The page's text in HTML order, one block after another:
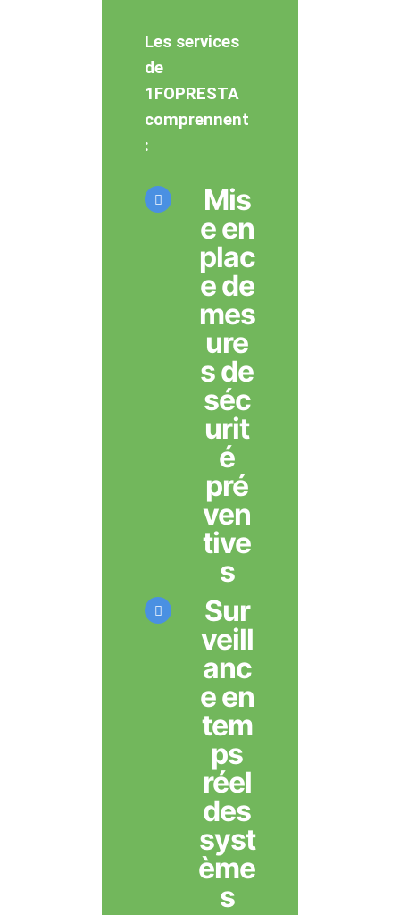
Les services
de
1FOPRESTA
comprennent
:
Mis
e en
plac
e de
mes
ure
s de
séc
urit
é
pré
ven
tive
s
Sur
veill
anc
e en
tem
ps
réel
des
syst
ème
s